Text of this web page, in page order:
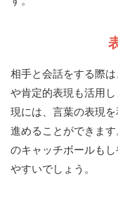
相手と会話をする際
や肯定的表現も活用
現には、言葉の表現
進めることができま
のキャッチボールも
やすいでしょう。